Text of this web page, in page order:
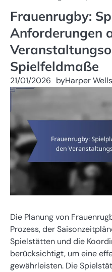
Frauenrugby:
Anforderungen
Spielfeldmaße
21/01/2026 byHarper Wells
Die Planung von
Prozess, der
Spielstätten und die
berücksichtigt, um eine
gewährleisten. Die